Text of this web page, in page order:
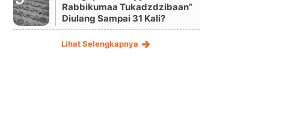
Rabbikumaa Tukadzdzibaan”
Diulang Sampai 31 Kali?
Lihat Selengkapnya